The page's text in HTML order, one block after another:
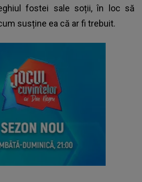
fostei sale soții, în loc să
susține ea că ar fi trebuit.